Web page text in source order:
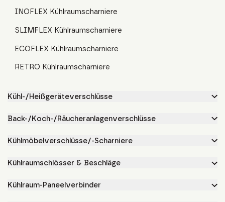
INOFLEX Kühlraumscharniere
SLIMFLEX Kühlraumscharniere
ECOFLEX Kühlraumscharniere
RETRO Kühlraumscharniere
Kühl-/Heißgeräteverschlüsse
Back-/Koch-/Räucheranlagenverschlüsse
Kühlmöbelverschlüsse/-Scharniere
Kühlraumschlösser & Beschläge
Kühlraum-Paneelverbinder